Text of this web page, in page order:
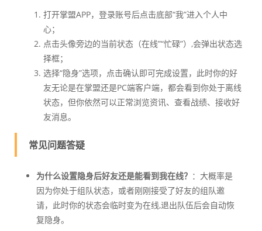
打开掌盟APP，登录账号后点击底部“我”进入个人中
心；
点击头像旁边的当前状态（在线”“忙碌”）,会弹出状态选
择框；
选择“隐身”选项，点击确认即可完成设置，此时你的好
友无论是在掌盟还是PC端客户端，都会看到你处于离线
状态，但你依然可以正常浏览资讯、查看战绩、接收好
友消息。
常见问题答疑
为什么设置隐身后好友还是能看到我在线？ ：大概率是
因为你处于组队状态，或者刚刚接受了好友的组队邀
请，此时你的状态会临时变为在线,退出队伍后会自动恢
复隐身。